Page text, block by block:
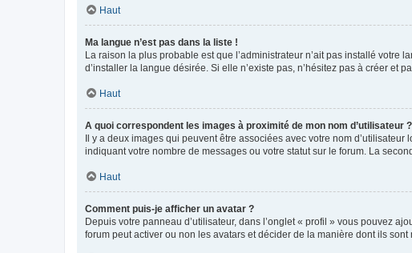
Haut
Ma langue n’est pas dans la liste !
La raison la plus probable est que l’administrateur n’ait pas installé
d’installer la langue désirée. Si elle n’existe pas, n’hésitez pas à créer et
Haut
A quoi correspondent les images à proximité de mon nom d’utilisateur ?
Il y a deux images qui peuvent être associées avec votre nom
indiquant votre nombre de messages ou votre statut sur le forum. La
Haut
Comment puis-je afficher un avatar ?
Depuis votre panneau d’utilisateur, dans l’onglet « profil » vous pouvez
forum peut activer ou non les avatars et décider de la manière dont ils